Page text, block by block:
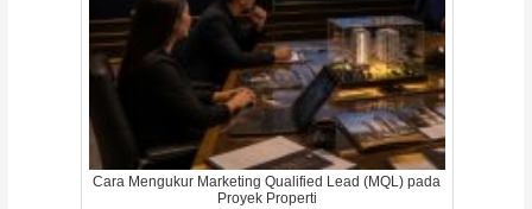
Cara Mengukur Marketing Qualified Lead (MQL) pada
Proyek Properti